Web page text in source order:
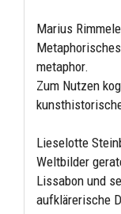
Marius Rimmele
metaphor.
Zum Nutzen
Lieselotte
Weltbilder
Lissabon und
aufklärerische